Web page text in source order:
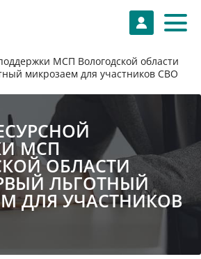
МСП Вологодской области
микрозаем для участников СВО
МСП
ОБЛАСТИ
ЛЬГОТНЫЙ
ДЛЯ УЧАСТНИКОВ